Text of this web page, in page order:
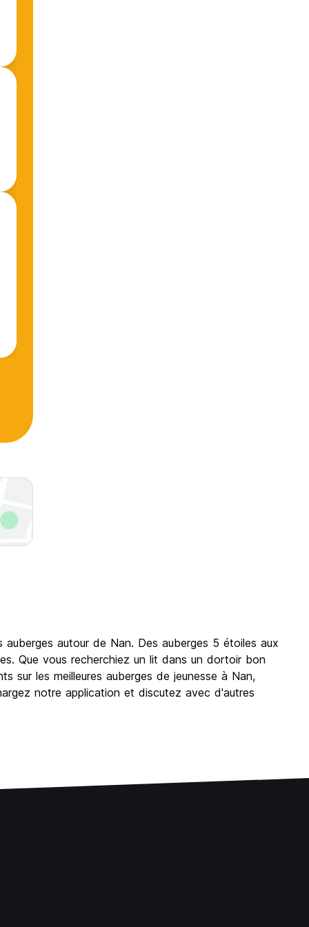
autour de Nan. Des auberges 5 étoiles aux
Que vous recherchiez un lit dans un dortoir bon
sur les meilleures auberges de jeunesse à Nan,
notre application et discutez avec d'autres